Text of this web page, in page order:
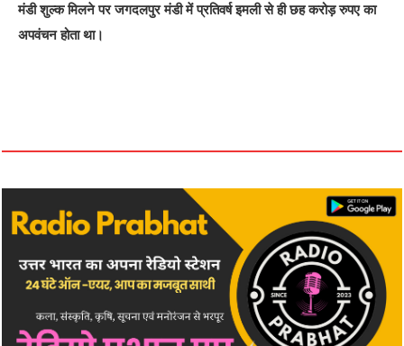
मंडी शुल्क मिलने पर जगदलपुर मंडी में प्रतिवर्ष इमली से ही छह करोड़ रुपए का
अपवंचन होता था।